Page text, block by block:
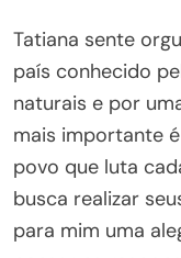
Tatiana sente
país conhecido
naturais e por
mais importante
povo que luta
busca realizar
para mim uma